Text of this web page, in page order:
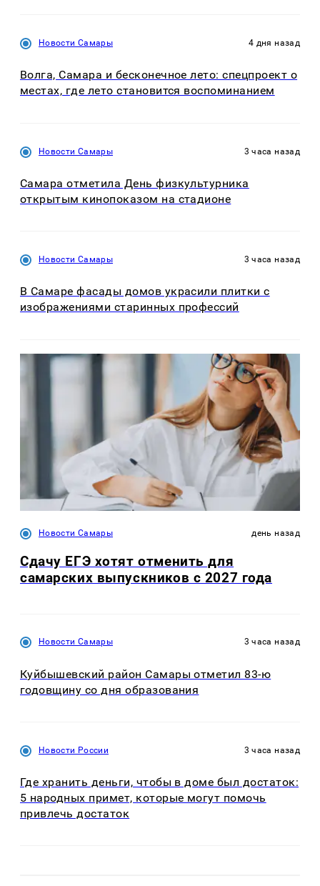
Новости Самары 4 дня назад
Волга, Самара и бесконечное лето: спецпроект о
местах, где лето становится воспоминанием
Новости Самары 3 часа назад
Самара отметила День физкультурника
открытым кинопоказом на стадионе
Новости Самары 3 часа назад
В Самаре фасады домов украсили плитки с
изображениями старинных профессий
Новости Самары день назад
Сдачу ЕГЭ хотят отменить для
самарских выпускников с 2027 года
Новости Самары 3 часа назад
Куйбышевский район Самары отметил 83-ю
годовщину со дня образования
Новости России 3 часа назад
Где хранить деньги, чтобы в доме был достаток:
5 народных примет, которые могут помочь
привлечь достаток